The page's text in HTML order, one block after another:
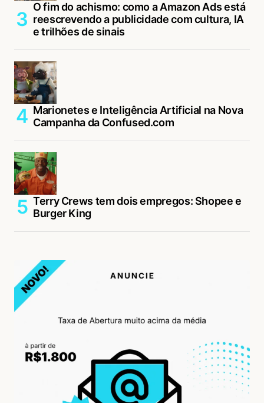
O fim do achismo: como a Amazon Ads está
reescrevendo a publicidade com cultura, IA
e trilhões de sinais
Marionetes e Inteligência Artificial na Nova
Campanha da Confused.com
Terry Crews tem dois empregos: Shopee e
Burger King